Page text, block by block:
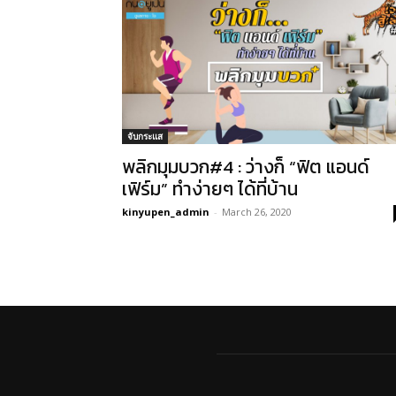
จับกระแส
พลิกมุมบวก#4 : ว่างก็ “ฟิต แอนด์
เฟิร์ม” ทำง่ายๆ ได้ที่บ้าน
kinyupen_admin - March 26, 2020